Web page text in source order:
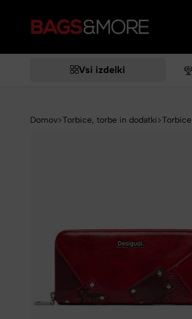
Vsi izdelki
Domov Torbice, torbe in dodatki Torbice